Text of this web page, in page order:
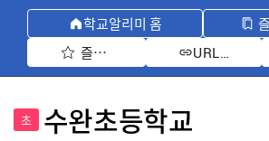
학교알리미 홈
즐겨찾기 선택
URL 복사
초 수완초등학교